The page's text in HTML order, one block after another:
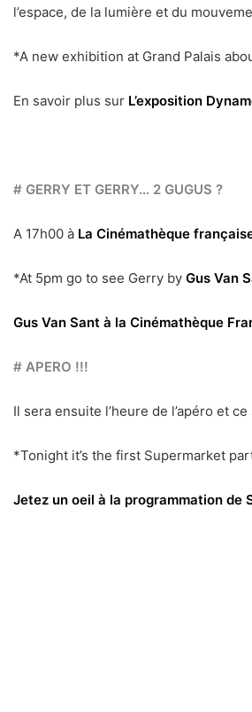
l’espace, de la lumière et du
*A new exhibition at Grand Palais
En savoir plus sur L’exposition
# GERRY ET GERRY… 2 GUGUS ?
A 17h00 à La Cinémathèque
*At 5pm go to see Gerry by Gus Van
Gus Van Sant à la Cinémathèque
# APERO !!!
Il sera ensuite l’heure de l’apéro et
*Tonight it’s the first Supermarket
Jetez un oeil à la programmation de